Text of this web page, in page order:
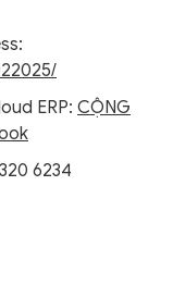
ERP: CỘNG
6234